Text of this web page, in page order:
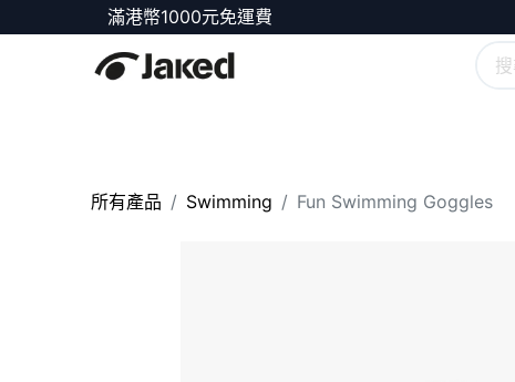
滿港幣1000元免運費
所有產品 Swimming Fun Swimming Goggles